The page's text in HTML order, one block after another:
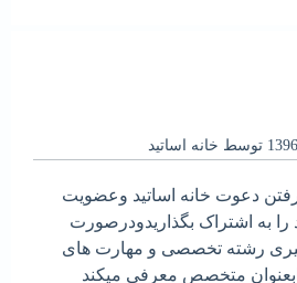
توسط خانه اساتید
دعوت خانه اساتید وعضویت
به اشتراک بگذاریدودرصورت
رشته تخصصی و مهارت های
متخصص معرفی میکند